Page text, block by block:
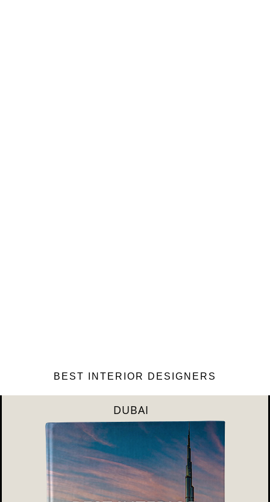
BEST INTERIOR DESIGNERS
RIYAHD